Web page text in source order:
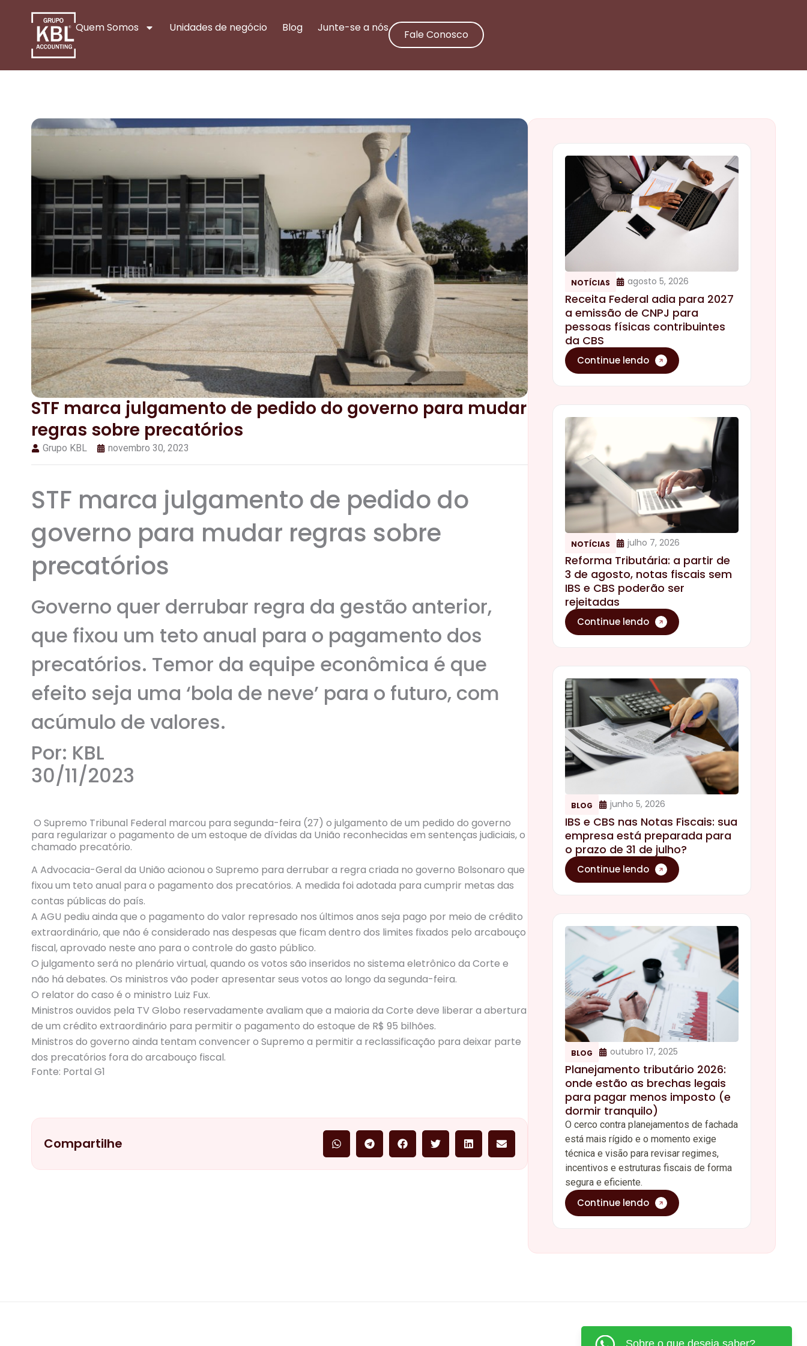
Quem Somos Unidades de negócio Blog Junte-se a nós
Fale Conosco
NOTÍCIAS agosto 5, 2026
Receita Federal adia para 2027
a emissão de CNPJ para
pessoas físicas contribuintes
da CBS
Continue lendo
NOTÍCIAS julho 7, 2026
Reforma Tributária: a partir de
3 de agosto, notas fiscais sem
IBS e CBS poderão ser
rejeitadas
Continue lendo
BLOG junho 5, 2026
IBS e CBS nas Notas Fiscais: sua
empresa está preparada para
o prazo de 31 de julho?
Continue lendo
BLOG outubro 17, 2025
Planejamento tributário 2026:
onde estão as brechas legais
para pagar menos imposto (e
dormir tranquilo)
O cerco contra planejamentos de fachada
está mais rígido e o momento exige
técnica e visão para revisar regimes,
incentivos e estruturas fiscais de forma
segura e eficiente.
Continue lendo
STF marca julgamento de pedido do governo para mudar
regras sobre precatórios
Grupo KBL novembro 30, 2023
STF marca julgamento de pedido do
governo para mudar regras sobre
precatórios
Governo quer derrubar regra da gestão anterior,
que fixou um teto anual para o pagamento dos
precatórios. Temor da equipe econômica é que
efeito seja uma ‘bola de neve’ para o futuro, com
acúmulo de valores.
Por: KBL
30/11/2023
O Supremo Tribunal Federal marcou para segunda-feira (27) o julgamento de um pedido do governo
para regularizar o pagamento de um estoque de dívidas da União reconhecidas em sentenças judiciais, o
chamado precatório.
A Advocacia-Geral da União acionou o Supremo para derrubar a regra criada no governo Bolsonaro que
fixou um teto anual para o pagamento dos precatórios. A medida foi adotada para cumprir metas das
contas públicas do país.
A AGU pediu ainda que o pagamento do valor represado nos últimos anos seja pago por meio de crédito
extraordinário, que não é considerado nas despesas que ficam dentro dos limites fixados pelo arcabouço
fiscal, aprovado neste ano para o controle do gasto público.
O julgamento será no plenário virtual, quando os votos são inseridos no sistema eletrônico da Corte e
não há debates. Os ministros vão poder apresentar seus votos ao longo da segunda-feira.
O relator do caso é o ministro Luiz Fux.
Ministros ouvidos pela TV Globo reservadamente avaliam que a maioria da Corte deve liberar a abertura
de um crédito extraordinário para permitir o pagamento do estoque de R$ 95 bilhões.
Ministros do governo ainda tentam convencer o Supremo a permitir a reclassificação para deixar parte
dos precatórios fora do arcabouço fiscal.
Fonte: Portal G1
Compartilhe
Sobre o que deseja saber?